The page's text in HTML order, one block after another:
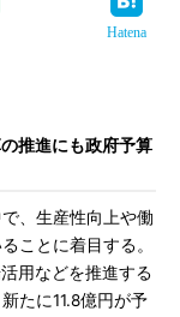
Hatena
推進にも政府予算
、生産性向上や働
ことに着目する。
用などを推進する
たに11.8億円が予